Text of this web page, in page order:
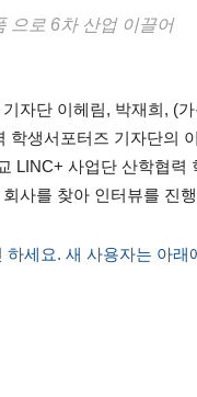
으로 6차 산업 이끌어
자단 이헤림, 박재희, (
학생서포터즈 기자단의
LINC+ 사업단 산학협력
사를 찾아 인터뷰를 진
세요. 새 사용자는 아래